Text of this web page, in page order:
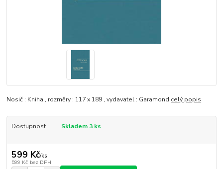
Nosič : Kniha , rozměry : 117 x 189 , vydavatel : Garamond celý popis
Dostupnost Skladem 3 ks
599 Kč/ks
599 Kč bez DPH